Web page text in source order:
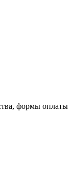
формы оплаты